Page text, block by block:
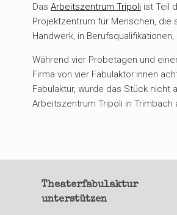
Das Arbeitszentrum Tripoli ist Teil
Projektzentrum für Menschen, die
Handwerk, in
Während vier Probetagen und
Firma von vier Fabulaktör:innen
Fabulaktur, wurde das Stück nicht
Arbeitszentrum Tripoli in Trimbach
Theaterfabulaktur
unterstützen